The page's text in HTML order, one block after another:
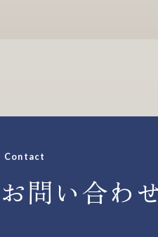
Contact
お問い合わ